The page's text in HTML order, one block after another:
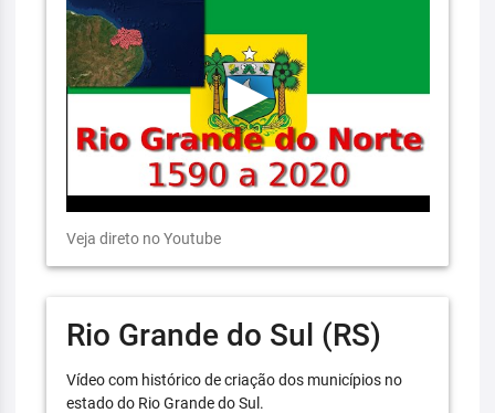
Veja direto no Youtube
Rio Grande do Sul (RS)
Vídeo com histórico de criação dos municípios no
estado do Rio Grande do Sul.